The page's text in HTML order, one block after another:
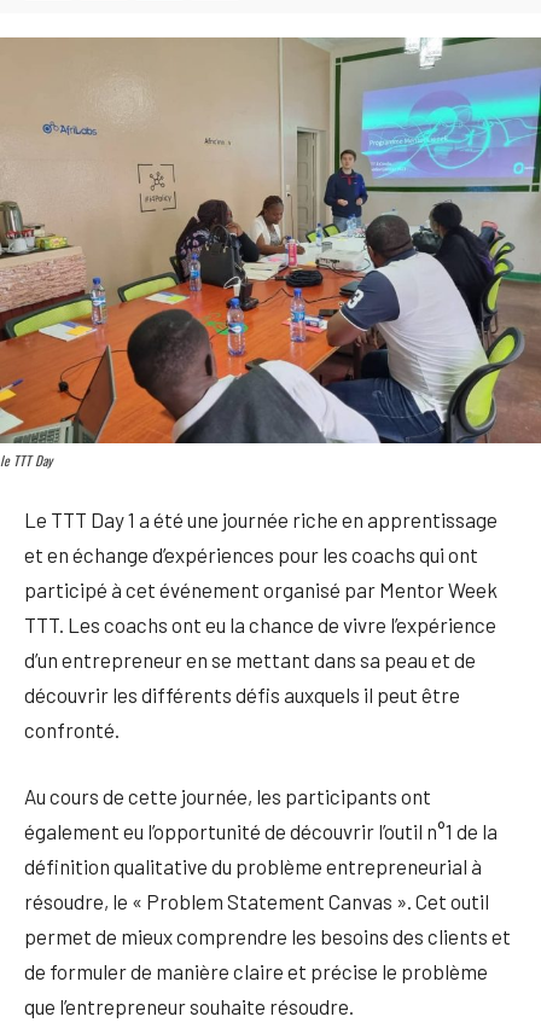
le TTT Day
Le TTT Day 1 a été une journée riche en apprentissage
et en échange d’expériences pour les coachs qui ont
participé à cet événement organisé par Mentor Week
TTT. Les coachs ont eu la chance de vivre l’expérience
d’un entrepreneur en se mettant dans sa peau et de
découvrir les différents défis auxquels il peut être
confronté.
Au cours de cette journée, les participants ont
également eu l’opportunité de découvrir l’outil n°1 de la
définition qualitative du problème entrepreneurial à
résoudre, le « Problem Statement Canvas ». Cet outil
permet de mieux comprendre les besoins des clients et
de formuler de manière claire et précise le problème
que l’entrepreneur souhaite résoudre.